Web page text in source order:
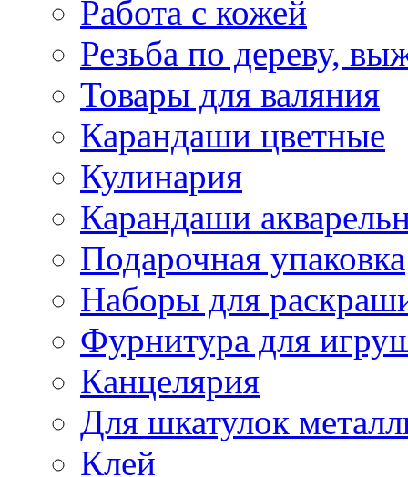
Работа с кожей
Резьба по дереву,
Товары для валяния
Карандаши цветные
Кулинария
Карандаши
Подарочная упаковка
Наборы для
Фурнитура для
Канцелярия
Для шкатулок
Клей